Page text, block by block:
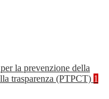
la prevenzione della
trasparenza (PTPCT) 1